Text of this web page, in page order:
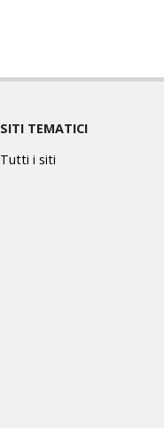
SITI TEMATICI
Tutti i siti